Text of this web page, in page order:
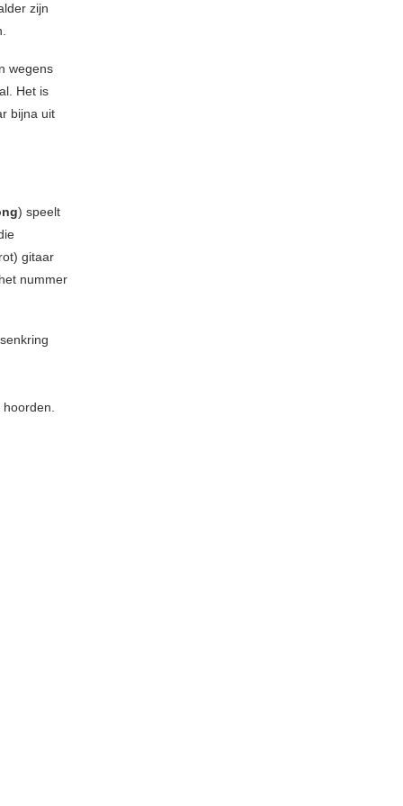
zijn
wegens
Het is
bijna uit
) speelt
gitaar
nummer